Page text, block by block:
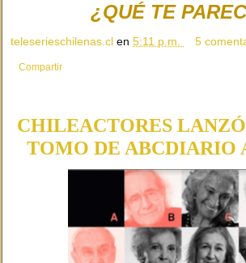
¿QUÉ TE
teleserieschilenas.cl en 5:11 p.m. 5
Compartir
CHILEACTORES
TOMO DE ABCDIARIO